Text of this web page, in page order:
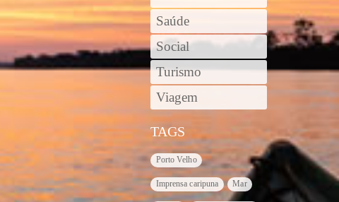
Saúde
Social
Turismo
Viagem
TAGS
Porto Velho
Imprensa caripuna Mar